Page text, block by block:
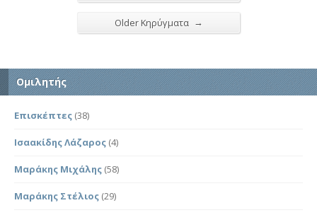
Older Κηρύγματα →
Ομιλητής
Επισκέπτες (38)
Ισαακίδης Λάζαρος (4)
Μαράκης Μιχάλης (58)
Μαράκης Στέλιος (29)